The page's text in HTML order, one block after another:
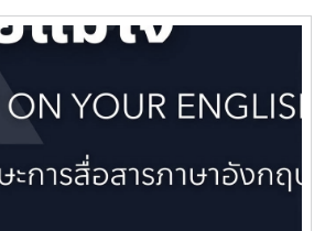
าราชวัง กรุงเทพมหานครการเข้าร่วมพิธี
มเรียบร้อยและสมพระเกียรติ เพื่อร่วม
และน้อมสำนึกในพระมหากรุณาธิคุณอันหา
นางเจ้าสิริกิติ์ พระบรมราชินีนาถ พระบรม
รูปภาพจากเครือข่าย MJU Connect